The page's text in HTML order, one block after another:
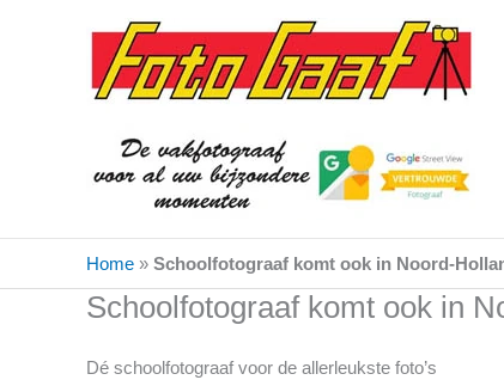
Home » Schoolfotograaf komt ook in Noord-
Schoolfotograaf komt ook in
Dé schoolfotograaf voor de allerleukste foto’s